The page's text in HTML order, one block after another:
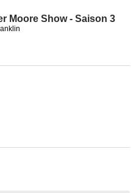
Moore Show - Saison 3